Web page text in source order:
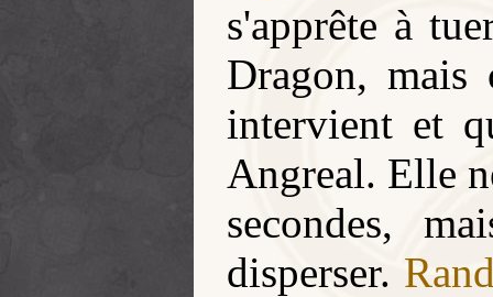
s'apprête à
Dragon,
intervient et
Angreal. Elle
secondes,
disperser.